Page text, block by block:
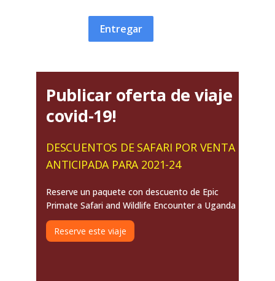
Entregar
Publicar oferta de viaje
covid-19!
DESCUENTOS DE SAFARI POR VENTA
ANTICIPADA PARA 2021-24
Reserve un paquete con descuento de Epic
Primate Safari and Wildlife Encounter a Uganda
Reserve este viaje